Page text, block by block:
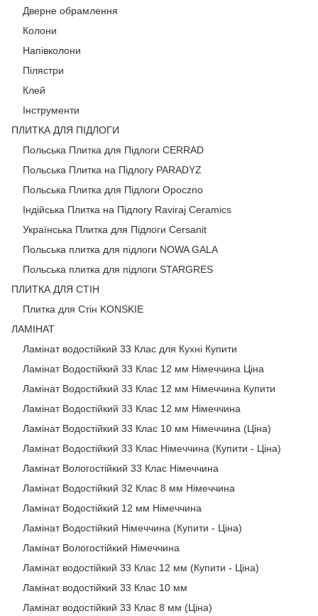
Дверне обрамлення
Колони
Напівколони
Пілястри
Клей
Інструменти
ПЛИТКА ДЛЯ ПІДЛОГИ
Польська Плитка для Підлоги CERRAD
Польська Плитка на Підлогу PARADYZ
Польська Плитка для Підлоги Opoczno
Індійська Плитка на Підлогу Raviraj Ceramics
Українська Плитка для Підлоги Cersanit
Польська плитка для підлоги NOWA GALA
Польська плитка для підлоги STARGRES
ПЛИТКА ДЛЯ СТІН
Плитка для Стін KONSKIE
ЛАМІНАТ
Ламінат водостійкий 33 Клас для Кухні Купити
Ламінат Водостійкий 33 Клас 12 мм Німеччина Ціна
Ламінат Водостійкий 33 Клас 12 мм Німеччина Купити
Ламінат Водостійкий 33 Клас 12 мм Німеччина
Ламінат Водостійкий 33 Клас 10 мм Німеччина (Ціна)
Ламінат Водостійкий 33 Клас Німеччина (Купити - Ціна)
Ламінат Вологостійкий 33 Клас Німеччина
Ламінат Водостійкий 32 Клас 8 мм Німеччина
Ламінат Водостійкий 12 мм Німеччина
Ламінат Водостійкий Німеччина (Купити - Ціна)
Ламінат Вологостійкий Німеччина
Ламінат водостійкий 33 Клас 12 мм (Купити - Ціна)
Ламінат водостійкий 33 Клас 10 мм
Ламінат водостійкий 33 Клас 8 мм (Ціна)